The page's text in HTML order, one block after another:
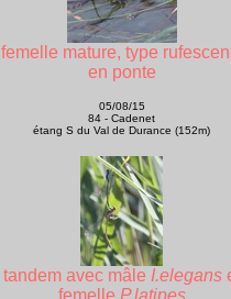
femelle mature, type
en ponte
05/08/15
84 - Cadenet
étang S du Val de Durance (152m)
tandem avec mâle I.elegans
femelle P.latipes